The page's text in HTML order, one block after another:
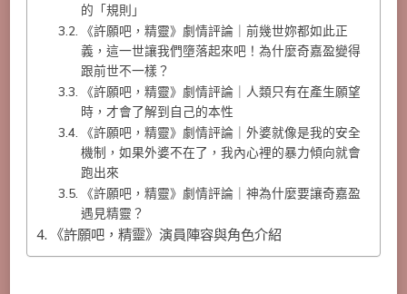
的「規則」
《許願吧，精靈》劇情評論｜前幾世妳都如此正
義，這一世讓我們墮落起來吧！為什麼奇嘉盈變得
跟前世不一樣？
《許願吧，精靈》劇情評論｜人類只有在產生願望
時，才會了解到自己的本性
《許願吧，精靈》劇情評論｜外婆就像是我的安全
機制，如果外婆不在了，我內心裡的暴力傾向就會
跑出來
《許願吧，精靈》劇情評論｜神為什麼要讓奇嘉盈
遇見精靈？
《許願吧，精靈》演員陣容與角色介紹